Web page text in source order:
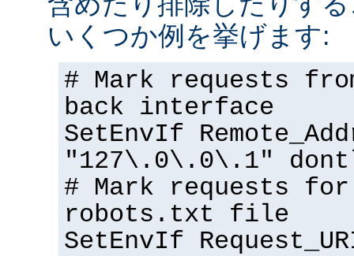
いくつか例を挙げます:
# Mark requests
back interface
SetEnvIf
"127\.0\.0\.1"
# Mark requests
robots.txt file
SetEnvIf